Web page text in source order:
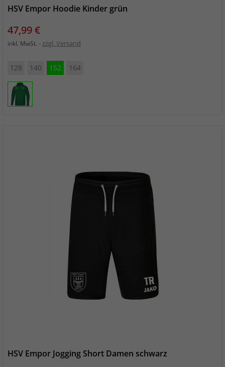
HSV Empor Hoodie Kinder grün
Preis
47,99 €
inkl. MwSt. zzgl. Versand
128 140 152 164
HSV Empor Jogging Short Damen schwarz